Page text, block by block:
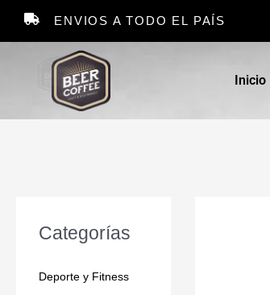
ENVIOS A TODO EL PAÍS
Inicio
Categorías
Deporte y Fitness